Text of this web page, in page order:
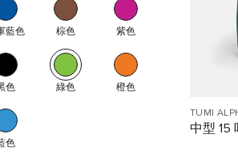
藍色 棕色 紫色
色 綠色 橙色
色
TUMI
中型 15